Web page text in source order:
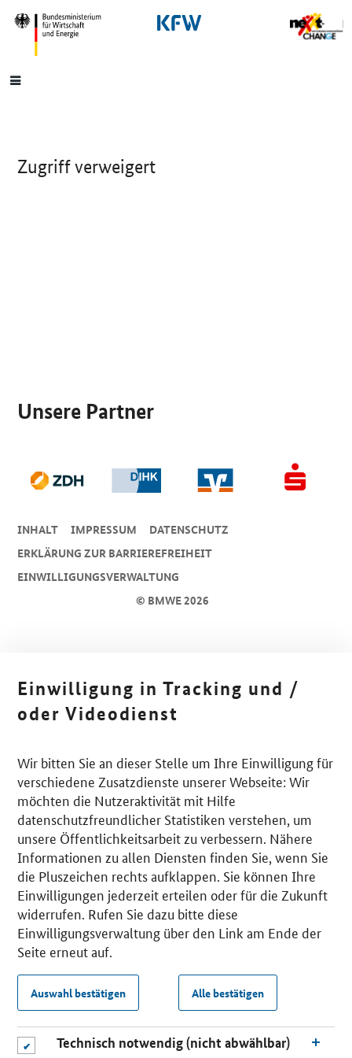
SrOnlyNavigation
Hauptmenü
Zugriff verweigert
Unsere Partner
© BMWE 2026
INHALT IMPRESSUM
DA­TEN­SCHUTZ
ERKLÄRUNG ZUR BARRIEREFREIHEIT
EINWILLIGUNGSVERWALTUNG
Einwilligung in Tracking und /
oder Videodienst
Wir bitten Sie an dieser Stelle um Ihre Einwilligung für
verschiedene Zusatzdienste unserer Webseite: Wir
möchten die Nutzeraktivität mit Hilfe
datenschutzfreundlicher Statistiken verstehen, um
unsere Öffentlichkeitsarbeit zu verbessern. Nähere
Informationen zu allen Diensten finden Sie, wenn Sie
die Pluszeichen rechts aufklappen. Sie können Ihre
Einwilligungen jederzeit erteilen oder für die Zukunft
widerrufen. Rufen Sie dazu bitte diese
Einwilligungsverwaltung über den Link am Ende der
Seite erneut auf.
Auswahl bestätigen Alle bestätigen
Technisch notwendig (nicht abwählbar)